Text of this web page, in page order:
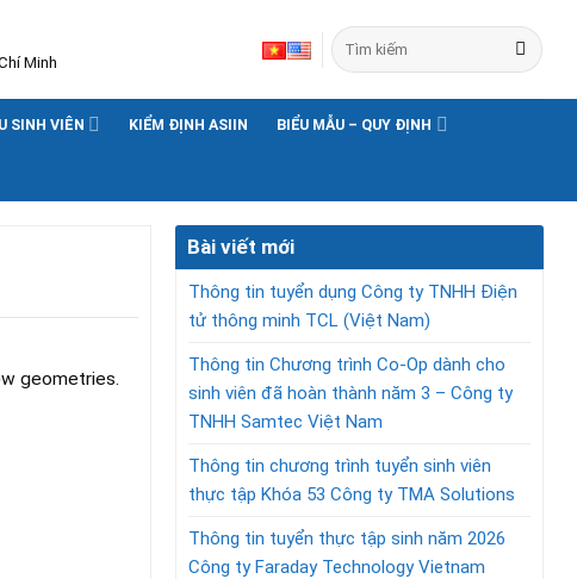
Minh
SINH VIÊN KIỂM ĐỊNH ASIIN BIỂU MẪU – QUY ĐỊNH
geometries.
Bài viết mới
Thông tin tuyển dụng Công ty TNHH Điện
tử thông minh TCL (Việt Nam)
Thông tin Chương trình Co-Op dành cho
sinh viên đã hoàn thành năm 3 – Công ty
TNHH Samtec Việt Nam
Thông tin chương trình tuyển sinh viên
thực tập Khóa 53 Công ty TMA Solutions
Thông tin tuyển thực tập sinh năm 2026
Công ty Faraday Technology Vietnam